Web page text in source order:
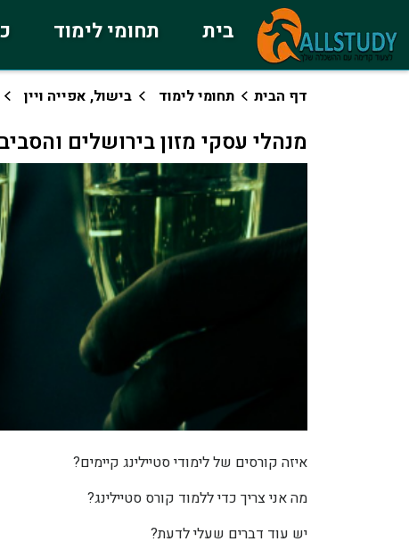
בית תחומי לימוד
דף הבית תחומי לימוד בישול, אפייה ויין
מנהלי עסקי מזון בירושלים
איזה קורסים של לימודי סטיילינג קיימים?
מה אני צריך כדי ללמוד קורס סטיילינג?
יש עוד דברים שעלי לדעת?